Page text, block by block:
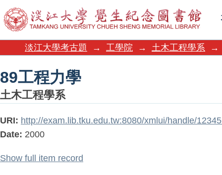
89工程力學
淡江大學考古題 → 工學院 → 土木工程學系 →
89工程力學
土木工程學系
URI: http://exam.lib.tku.edu.tw:8080/xmlui/handle/
Date: 2000
Show full item record